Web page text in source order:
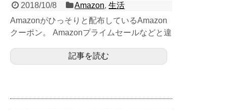
2018/10/8 Amazon,生活
Amazonがひっそりと配布しているAmazon
クーポン。 Amazonプライムセールなどと違
記事を読む